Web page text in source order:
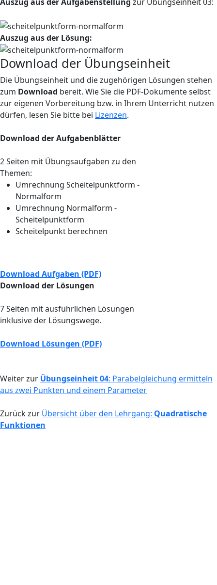
Auszug aus der Lösung:
Download der Übungseinheit
Die Übungseinheit und die zugehörigen Lösungen stehen
zum Download bereit. Wie Sie die PDF-Dokumente selbst
zur eigenen Vorbereitung bzw. in Ihrem Unterricht nutzen
dürfen, lesen Sie bitte bei Lizenzen.
Download der Aufgabenblätter
2 Seiten mit Übungsaufgaben zu den
Themen:
Umrechnung Scheitelpunktform -
Normalform
Umrechnung Normalform -
Scheitelpunktform
Scheitelpunkt berechnen
Download Aufgaben (PDF)
Download der Lösungen
7 Seiten mit ausführlichen Lösungen
inklusive der Lösungswege.
Download Lösungen (PDF)
Weiter zur Übungseinheit 04: Parabelgleichung ermitteln
aus zwei Punkten und einem Parameter
Zurück zur Übersicht über den Lehrgang: Quadratische
Funktionen